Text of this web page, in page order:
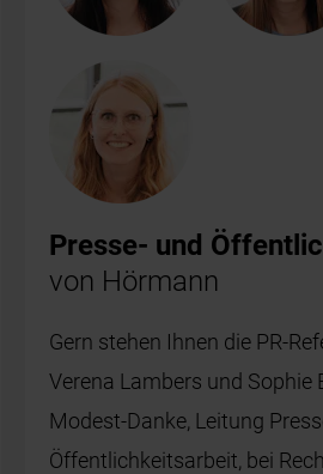
Presse- und
von Hörmann
Gern stehen Ihnen die PR-
Verena Lambers und Sophie
Modest-Danke, Leitung
Öffentlichkeitsarbeit, bei